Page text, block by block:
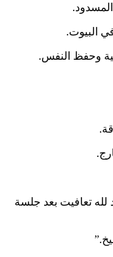
البيوت.
وحفظ النفس.
تعافيت بعد جلسة